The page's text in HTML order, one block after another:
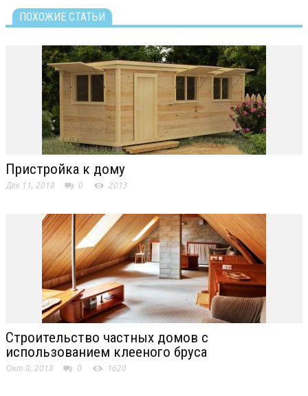
ПОХОЖИЕ СТАТЬИ
Пристройка к дому
Дек 11, 2018 0 2013
Строительство частных домов с
использованием клееного бруса
Окт 8, 2018 0 1620